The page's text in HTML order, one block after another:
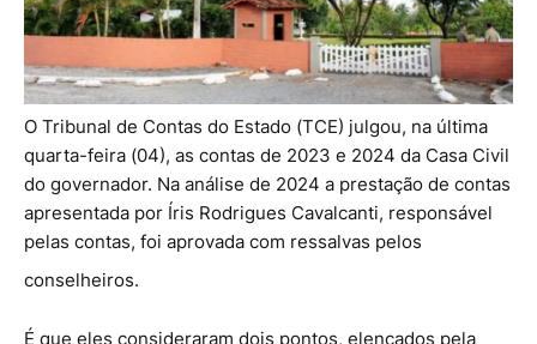
O Tribunal de Contas do Estado (TCE) julgou, na última
quarta-feira (04), as contas de 2023 e 2024 da Casa Civil
do governador. Na análise de 2024 a prestação de contas
apresentada por Íris Rodrigues Cavalcanti, responsável
pelas contas, foi aprovada com ressalvas pelos
conselheiros.
É que eles consideraram dois pontos, elencados pela